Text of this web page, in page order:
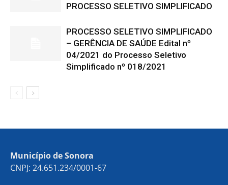
PROCESSO SELETIVO SIMPLIFICADO
PROCESSO SELETIVO SIMPLIFICADO
– GERÊNCIA DE SAÚDE Edital nº
04/2021 do Processo Seletivo
Simplificado nº 018/2021
Município de Sonora
CNPJ: 24.651.234/0001-67